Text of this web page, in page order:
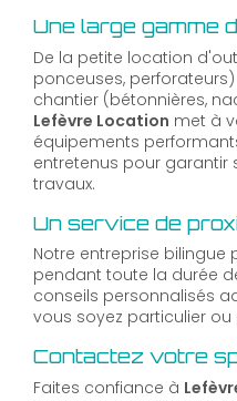
Une large gamme
De la petite location
ponceuses,
chantier (bétonnières,
Lefèvre Location met à
équipements
entretenus pour garantir
travaux.
Un service de
Notre entreprise bilingue
pendant toute la durée
conseils personnalisés
vous soyez particulier ou
Contactez votre
Faites confiance à